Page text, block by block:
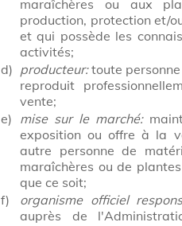
maraîchères ou aux
production, protection et/
et qui possède les
activités;
d) producteur:toute
reproduit
vente;
e) mise sur le marché:
exposition ou offre à la
autre personne de
maraîchères ou de
que ce soit;
f)
organisme officiel
auprès de